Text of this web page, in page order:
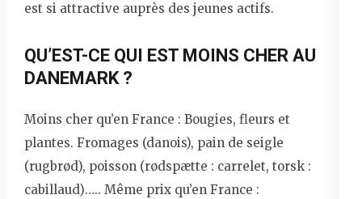
est si attractive auprès des jeunes actifs.
QU’EST-CE QUI EST MOINS CHER AU
DANEMARK ?
Moins cher qu’en France : Bougies, fleurs et
plantes. Fromages (danois), pain de seigle
(rugbrød), poisson (rødspætte : carrelet, torsk :
cabillaud)….. Même prix qu’en France :